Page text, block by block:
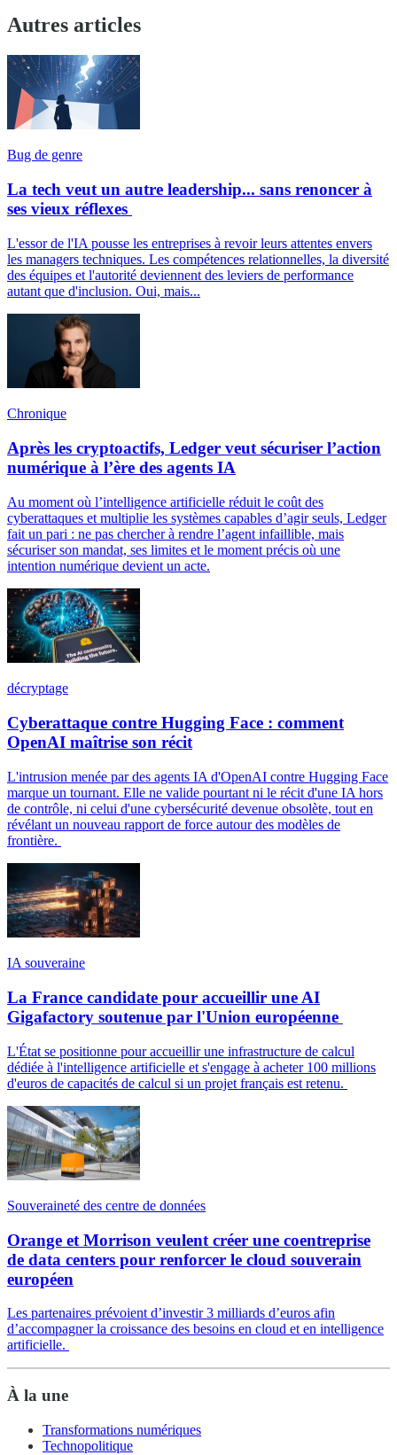
Autres articles
Bug de genre
La tech veut un autre leadership... sans renoncer à
ses vieux réflexes
L'essor de l'IA pousse les entreprises à revoir leurs attentes envers
les managers techniques. Les compétences relationnelles, la diversité
des équipes et l'autorité deviennent des leviers de performance
autant que d'inclusion. Oui, mais...
Chronique
Après les cryptoactifs, Ledger veut sécuriser l’action
numérique à l’ère des agents IA
Au moment où l’intelligence artificielle réduit le coût des
cyberattaques et multiplie les systèmes capables d’agir seuls, Ledger
fait un pari : ne pas chercher à rendre l’agent infaillible, mais
sécuriser son mandat, ses limites et le moment précis où une
intention numérique devient un acte.
décryptage
Cyberattaque contre Hugging Face : comment
OpenAI maîtrise son récit
L'intrusion menée par des agents IA d'OpenAI contre Hugging Face
marque un tournant. Elle ne valide pourtant ni le récit d'une IA hors
de contrôle, ni celui d'une cybersécurité devenue obsolète, tout en
révélant un nouveau rapport de force autour des modèles de
frontière.
IA souveraine
La France candidate pour accueillir une AI
Gigafactory soutenue par l'Union européenne
L'État se positionne pour accueillir une infrastructure de calcul
dédiée à l'intelligence artificielle et s'engage à acheter 100 millions
d'euros de capacités de calcul si un projet français est retenu.
Souveraineté des centre de données
Orange et Morrison veulent créer une coentreprise
de data centers pour renforcer le cloud souverain
européen
Les partenaires prévoient d’investir 3 milliards d’euros afin
d’accompagner la croissance des besoins en cloud et en intelligence
artificielle.
À la une
Transformations numériques
Technopolitique